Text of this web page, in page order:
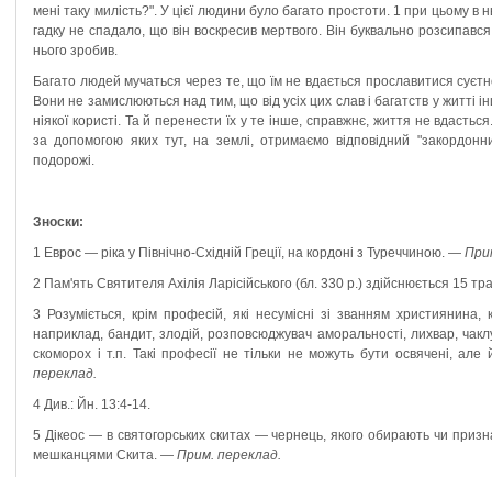
мені таку милість?". У цієї людини було багато простоти. 1 при цьому в
гадку не спадало, що він воскресив мертвого. Він буквально
нього зробив.
Багато людей мучаться через те, що їм не вдається прославитися
Вони не замислюються над тим, що від усіх цих слав і багатств у
ніякої користі. Та й перенести їх у те інше, справжнє, життя не
за допомогою яких тут, на землі, отримаємо відповідний
подорожі.
Зноски:
1 Еврос — ріка у Північно-Східній Греції, на кордоні з Туреччиною. —
2 Пам'ять Святителя Ахілія Ларісійського (бл. 330 р.) здійснюється 15
3 Розуміється, крім професій, які несумісні зі званням
наприклад, бандит, злодій, розповсюджувач аморальності, лихвар,
скоморох і т.п. Такі професії не тільки не можуть бути освячені,
переклад.
4 Див.: Йн. 13:4-14.
5 Дікеос — в святогорських скитах — чернець, якого обирають чи
мешканцями Скита. — Прим. переклад.